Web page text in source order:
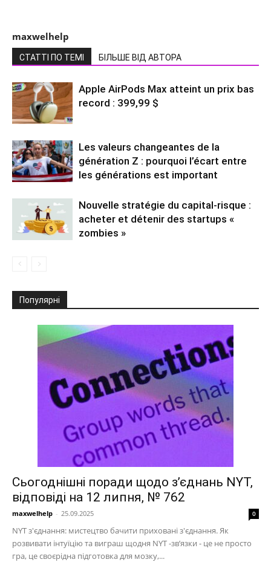
maxwelhelp
СТАТТІ ПО ТЕМІ БІЛЬШЕ ВІД АВТОРА
Apple AirPods Max atteint un prix bas
record : 399,99 $
Les valeurs changeantes de la
génération Z : pourquoi l’écart entre
les générations est important
Nouvelle stratégie du capital-risque :
acheter et détenir des startups «
zombies »
Популярні
Сьогоднішні поради щодо з’єднань NYT,
відповіді на 12 липня, № 762
maxwelhelp - 25.09.2025 0
NYT з'єднання: мистецтво бачити приховані з'єднання. Як
розвивати інтуїцію та виграш щодня NYT -зв’язки - це не просто
гра, це своєрідна підготовка для мозку,...